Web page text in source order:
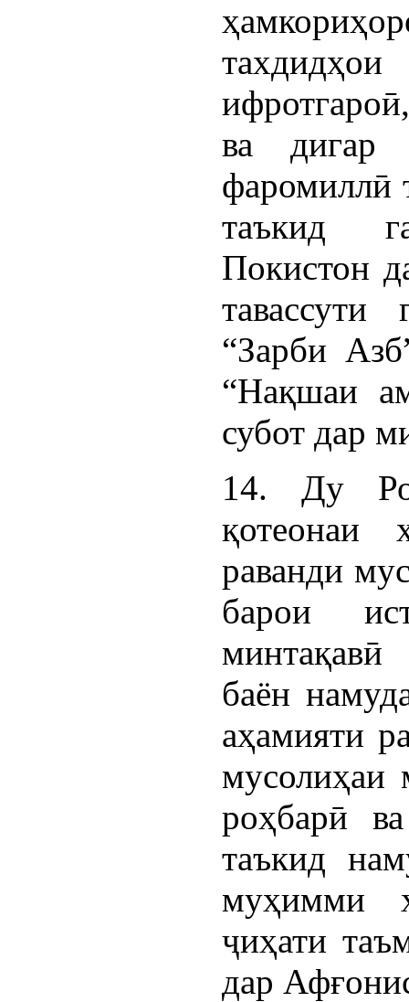
ва дигар
фаромиллӣ
таъкид
Покистон
тавассути
“Зарби
“Нақшаи
субот дар
14. Ду
қотеонаи
раванди
барои
баён
аҳамияти
мусолиҳаи
роҳбарӣ
таъкид
муҳимми
ҷиҳати
дар